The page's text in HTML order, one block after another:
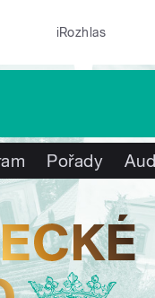
iRozhlas
Pořady